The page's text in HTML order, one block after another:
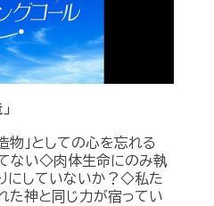
物」としての心を忘れる
ない◇肉体生命にのみ執
にしていないか？◇私た
た神と同じ力が宿ってい